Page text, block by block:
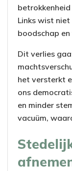
Links wist
boodschap
Dit verlies
het versterkt
ons
en minder
vacuüm,